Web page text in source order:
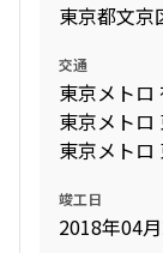
東京都文京
交通
東京メトロ
東京メトロ
東京メトロ
竣工日
2018年04